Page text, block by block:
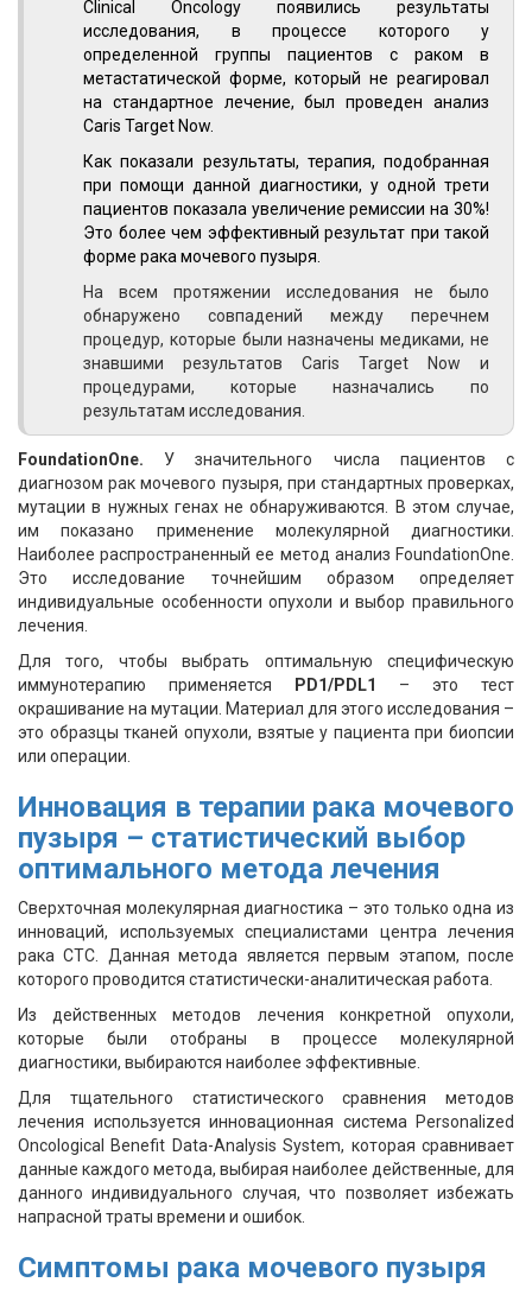
Clinical Oncology появились результаты
исследования, в процессе которого у
определенной группы пациентов с раком в
метастатической форме, который не реагировал
на стандартное лечение, был проведен анализ
Caris Target Now.
Как показали результаты, терапия, подобранная
при помощи данной диагностики, у одной трети
пациентов показала увеличение ремиссии на 30%!
Это более чем эффективный результат при такой
форме рака мочевого пузыря.
На всем протяжении исследования не было
обнаружено совпадений между перечнем
процедур, которые были назначены медиками, не
знавшими результатов Caris Target Now и
процедурами, которые назначались по
результатам исследования.
FoundationOne. У значительного числа пациентов с
диагнозом рак мочевого пузыря, при стандартных проверках,
мутации в нужных генах не обнаруживаются. В этом случае,
им показано применение молекулярной диагностики.
Наиболее распространенный ее метод анализ FoundationOne.
Это исследование точнейшим образом определяет
индивидуальные особенности опухоли и выбор правильного
лечения.
Для того, чтобы выбрать оптимальную специфическую
иммунотерапию применяется PD1/PDL1
– это тест
окрашивание на мутации. Материал для этого исследования –
это образцы тканей опухоли, взятые у пациента при биопсии
или операции.
Инновация в терапии рака мочевого
пузыря – статистический выбор
оптимального метода лечения
Сверхточная молекулярная диагностика – это только одна из
инноваций, используемых специалистами центра лечения
рака СТС. Данная метода является первым этапом, после
которого проводится статистически-аналитическая работа.
Из действенных методов лечения конкретной опухоли,
которые были отобраны в процессе молекулярной
диагностики, выбираются наиболее эффективные.
Для тщательного статистического сравнения методов
лечения используется инновационная система Personalized
Oncological Benefit Data-Analysis System, которая сравнивает
данные каждого метода, выбирая наиболее действенные, для
данного индивидуального случая, что позволяет избежать
напрасной траты времени и ошибок.
Симптомы рака мочевого пузыря